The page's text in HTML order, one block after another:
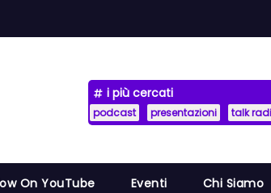
i più cercati
podcast presentazioni talk
On YouTube Eventi Chi Siamo